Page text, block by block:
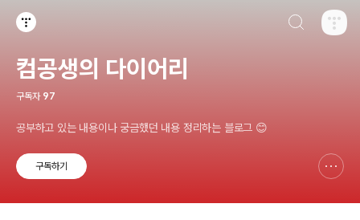
컴공생의 다이어리
구독자 97
공부하고 있는 내용이나 궁금했던 내용 정리하는 블로그 😊
구독하기